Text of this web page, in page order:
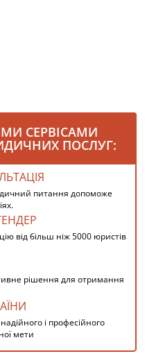
СЕРВІСАМИ
ПОСЛУГ:
питання допоможе
від більш ніж 5000 юристів
рішення для отримання
і професійного
мети